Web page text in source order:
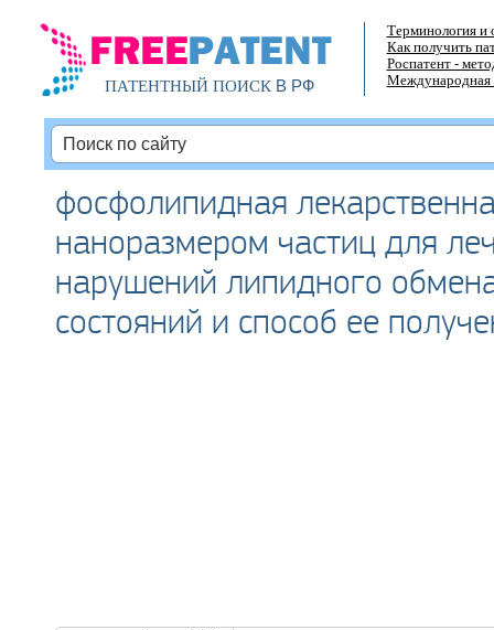
ПАТЕНТНЫЙ ПОИСКВ РФ
Терминология и
Как получить
Роспатент -
Международная
фосфолипидная
наноразмером частиц для
нарушений липидного
состояний и способ ее